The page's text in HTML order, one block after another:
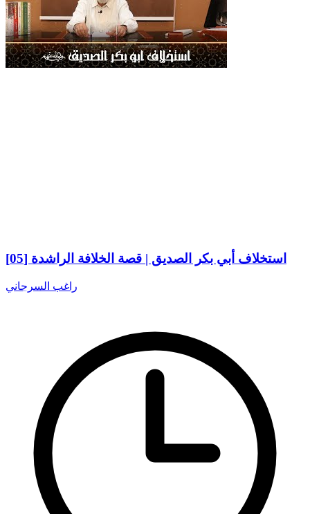
استخلاف أبي بكر الصديق | قصة الخلافة الراشدة [05]
راغب السرجاني